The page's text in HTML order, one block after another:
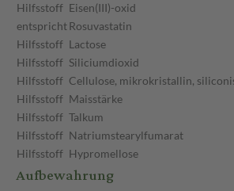
Hilfsstoff Eisen(III)-oxid
entsprichtRosuvastatin
Hilfsstoff Lactose
Hilfsstoff Siliciumdioxid
Hilfsstoff Cellulose, mikrokristallin,
Hilfsstoff Maisstärke
Hilfsstoff Talkum
Hilfsstoff Natriumstearylfumarat
Hilfsstoff Hypromellose
Aufbewahrung